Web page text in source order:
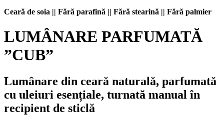
Ceară de soia || Fără parafină || Fără stearină || Fără palmier
LUMÂNARE PARFUMATĂ
”CUB”
Lumânare din ceară naturală, parfumată
cu uleiuri esențiale, turnată manual în
recipient de sticlă